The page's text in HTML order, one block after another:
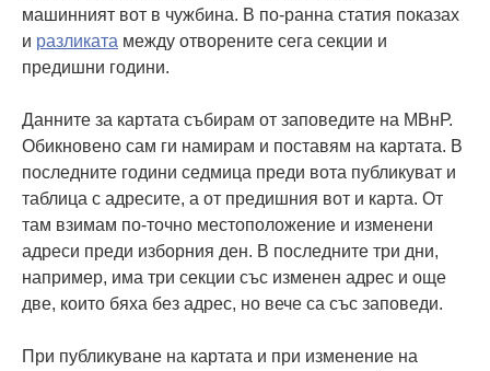
машинният вот в чужбина. В по-ранна статия показах
и разликата между отворените сега секции и
предишни години.
Данните за картата събирам от заповедите на МВнР.
Обикновено сам ги намирам и поставям на картата. В
последните години седмица преди вота публикуват и
таблица с адресите, а от предишния вот и карта. От
там взимам по-точно местоположение и изменени
адреси преди изборния ден. В последните три дни,
например, има три секции със изменен адрес и още
две, които бяха без адрес, но вече са със заповеди.
При публикуване на картата и при изменение на